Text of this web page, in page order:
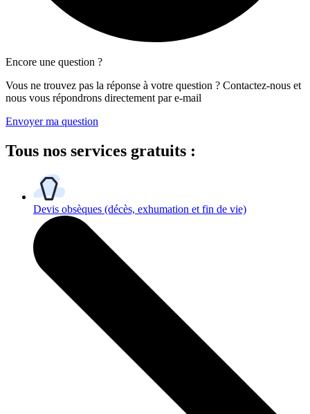
Encore une question ?
Vous ne trouvez pas la réponse à votre question ? Contactez-nous et
nous vous répondrons directement par e-mail
Envoyer ma question
Tous nos services gratuits :
Devis obsèques (décès, exhumation et fin de vie)